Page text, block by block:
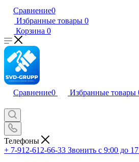
Сравнение0
Избранные товары 0
Корзина 0
Сравнение0 Избранные товары
Телефоны
+ 7-912-612-66-33 Звонить с 9:00 до